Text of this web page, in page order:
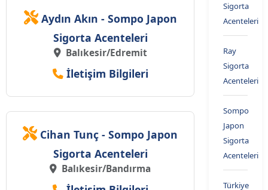
Aydın Akın - Sompo Japon
Sigorta Acenteleri
Balıkesir/Edremit
İletişim Bilgileri
Cihan Tunç - Sompo Japon
Sigorta Acenteleri
Balıkesir/Bandırma
Sigorta
Acenteleri
Ray
Sigorta
Acenteleri
Sompo
Japon
Sigorta
Acenteleri
Türkiye